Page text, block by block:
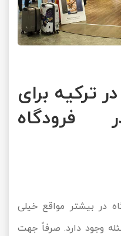
ترکیه برای
فرودگاه
در بیشتر مواقع خیلی
وجود دارد. صرفاً جهت